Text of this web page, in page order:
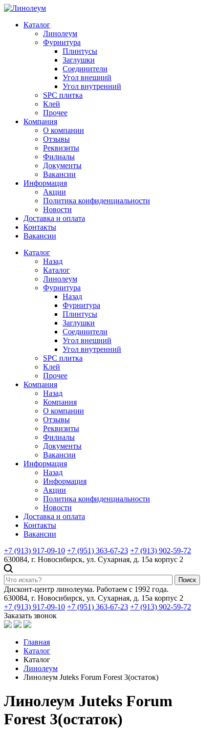
Каталог
Линолеум
Фурнитура
Плинтусы
Заглушки
Соединители
Угол внешний
Угол внутренний
SPC плитка
Клей
Прочее
Компания
О компании
Отзывы
Реквизиты
Филиалы
Документы
Вакансии
Информация
Акции
Политика конфиденциальности
Новости
Доставка и оплата
Контакты
Вакансии
Каталог
Назад
Каталог
Линолеум
Фурнитура
Назад
Фурнитура
Плинтусы
Заглушки
Соединители
Угол внешний
Угол внутренний
SPC плитка
Клей
Прочее
Компания
Назад
Компания
О компании
Отзывы
Реквизиты
Филиалы
Документы
Вакансии
Информация
Назад
Информация
Акции
Политика конфиденциальности
Новости
Доставка и оплата
Контакты
Вакансии
+7 (913) 917-09-10 +7 (951) 363-67-23 +7 (913) 902-59-72
630084, г. Новосибирск, ул. Сухарная, д. 15а корпус 2
Поиск
Дисконт-центр линолеума. Работаем с 1992 года.
630084, г. Новосибирск, ул. Сухарная, д. 15а корпус 2
+7 (913) 917-09-10 +7 (951) 363-67-23 +7 (913) 902-59-72
Заказать звонок
Главная
Каталог
Каталог
Линолеум
Линолеум Juteks Forum Forest 3(остаток)
Линолеум Juteks Forum
Forest 3(остаток)